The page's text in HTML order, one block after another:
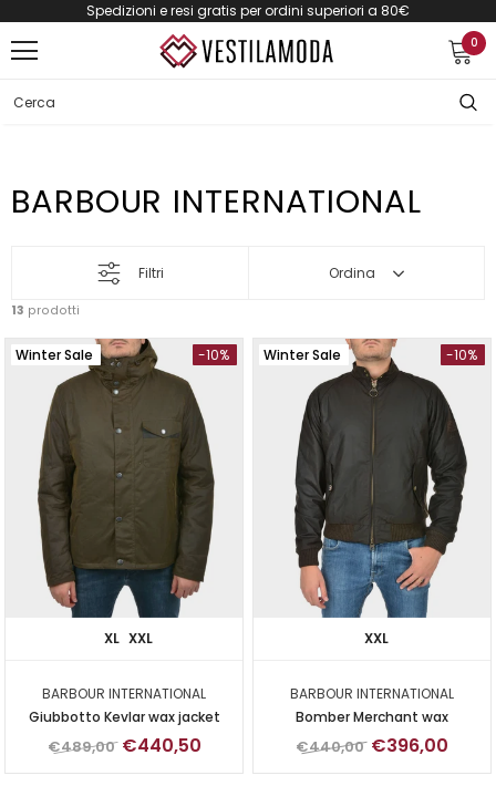
Spedizioni e resi gratis per ordini superiori a 80€
0
BARBOUR INTERNATIONAL
Filtri Ordina
13 prodotti
Winter Sale -10%
XL XXL
BARBOUR INTERNATIONAL
Giubbotto Kevlar wax jacket
€489,00 €440,50
Winter Sale -10%
XXL
BARBOUR INTERNATIONAL
Bomber Merchant wax
€440,00 €396,00